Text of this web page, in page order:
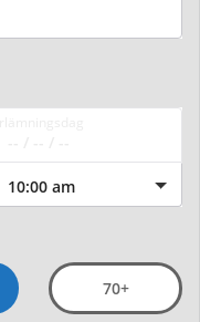
70+